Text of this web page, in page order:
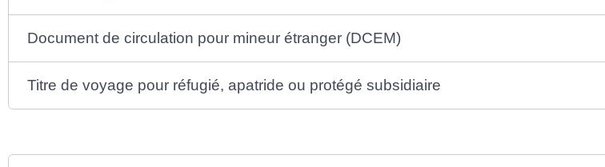
Document de circulation pour mineur étranger (DCEM)
Titre de voyage pour réfugié, apatride ou protégé subsidiaire